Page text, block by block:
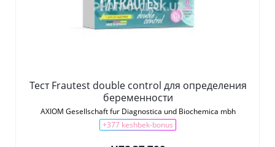
Тест Frautest double control для определения
беременности
AXIOM Gesellschaft fur Diagnostica und Biochemica mbh
+377 keshbek-bonus